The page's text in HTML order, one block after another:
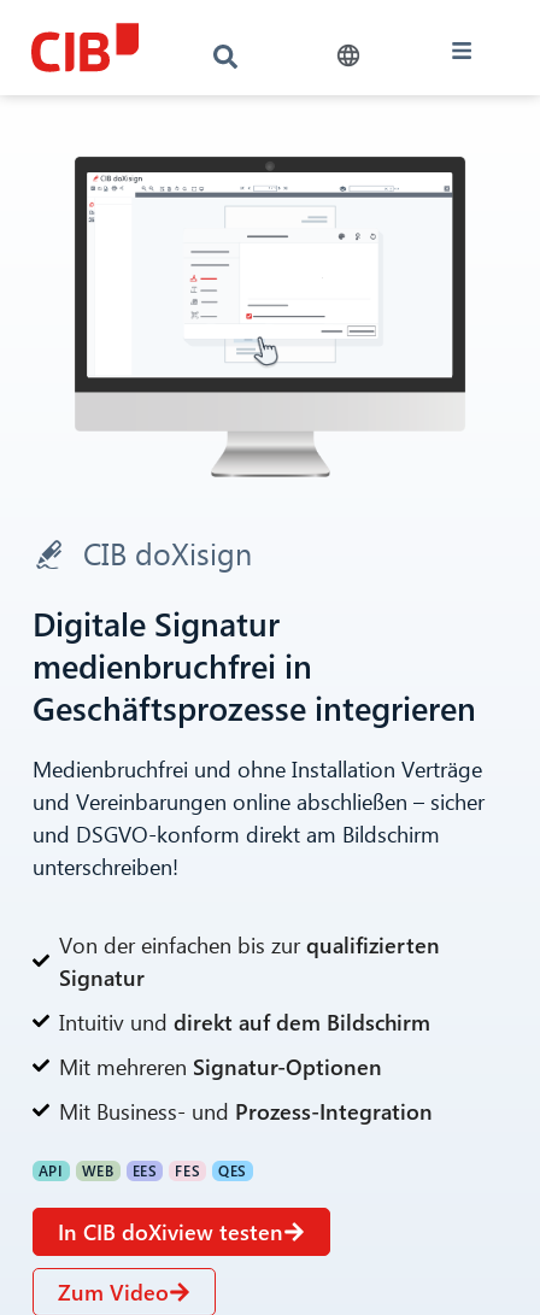
CIB doXisign
Digitale Signatur
medienbruchfrei in
Geschäftsprozesse integrieren
Medienbruchfrei und ohne Installation Verträge
und Vereinbarungen online abschließen – sicher
und DSGVO-konform direkt am Bildschirm
unterschreiben!
Von der einfachen bis zurqualifizierten
Signatur
Intuitiv unddirekt auf dem Bildschirm
Mit mehreren Signatur-Optionen
Mit Business- und Prozess-Integration
API WEB EES FES QES
In CIB doXiview testen
Zum Video